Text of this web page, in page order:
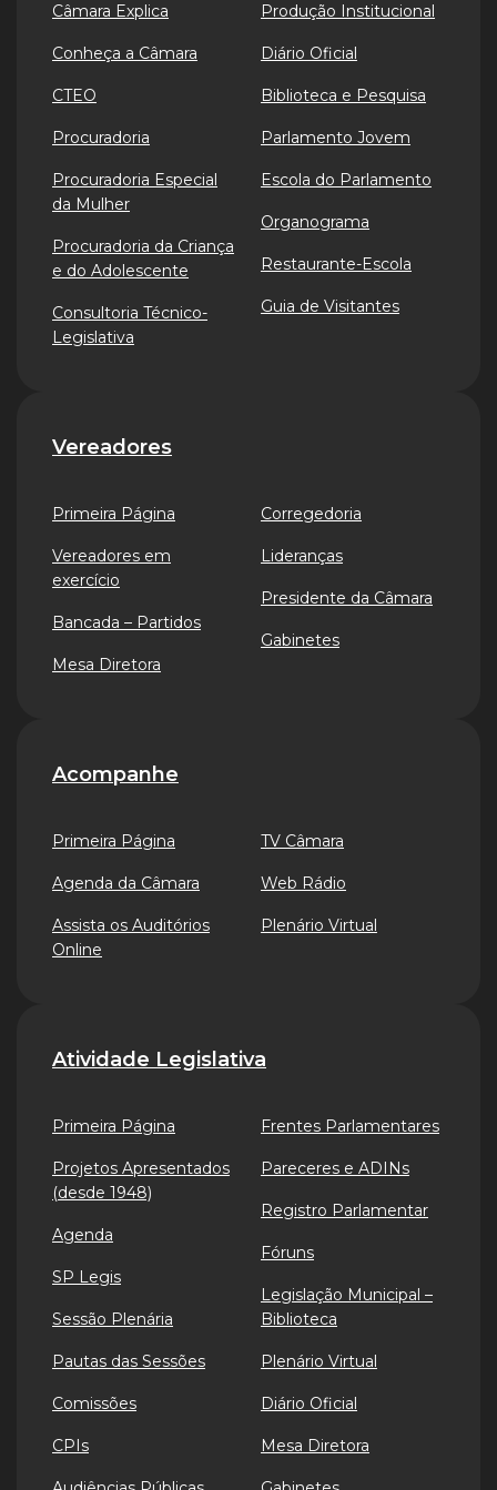
Câmara Explica
Conheça a Câmara
CTEO
Procuradoria
Procuradoria Especial
da Mulher
Procuradoria da Criança
e do Adolescente
Consultoria Técnico-
Legislativa
Produção Institucional
Diário Oficial
Biblioteca e Pesquisa
Parlamento Jovem
Escola do Parlamento
Organograma
Restaurante-Escola
Guia de Visitantes
Vereadores
Primeira Página
Vereadores em
exercício
Bancada – Partidos
Mesa Diretora
Corregedoria
Lideranças
Presidente da Câmara
Gabinetes
Acompanhe
Primeira Página
Agenda da Câmara
Assista os Auditórios
Online
TV Câmara
Web Rádio
Plenário Virtual
Atividade Legislativa
Primeira Página
Projetos Apresentados
(desde 1948)
Agenda
SP Legis
Sessão Plenária
Pautas das Sessões
Comissões
CPIs
Frentes Parlamentares
Pareceres e ADINs
Registro Parlamentar
Fóruns
Legislação Municipal –
Biblioteca
Plenário Virtual
Diário Oficial
Mesa Diretora